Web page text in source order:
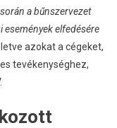
a bűnszervezet
események elfedésére
azokat a cégeket,
tevékenységhez,